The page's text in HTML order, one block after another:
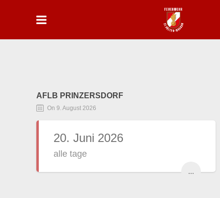
AFLB PRINZERSDORF
On 9. August 2026
20. Juni 2026
alle tage
...